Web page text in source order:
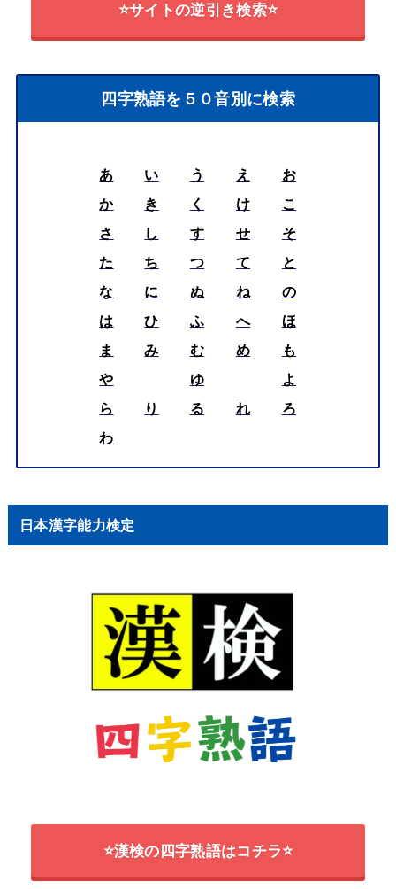
⭐サイトの逆引き検索⭐
四字熟語を５０音別に検索
あ い う え
お
か
き く け
こ
さ
し す せ
そ
た
ち つ て
と
な
に ぬ ね
の
は
ひ ふ へ
ほ
ま
み む め
も
や
ゆ
よ
ら
り る れ
ろ
わ
日本漢字能力検定
⭐漢検の四字熟語はコチラ⭐